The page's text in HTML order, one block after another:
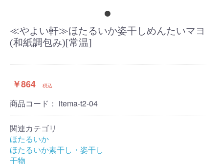
≪やよい軒≫ほたるいか姿干しめんたいマヨ
(和紙調包み)[常温]
￥864 税込
商品コード： itema-t2-04
関連カテゴリ
ほたるいか
ほたるいか素干し・姿干し
干物